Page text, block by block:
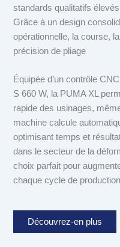
standards qualitatifs
Grâce à un design
opérationnelle, la course,
précision de pliage
Équipée d’un contrôle
S 660 W, la PUMA XL
rapide des usinages,
machine calcule
optimisant temps et
dans le secteur de la
choix parfait pour
chaque cycle de
Découvrez-en plus